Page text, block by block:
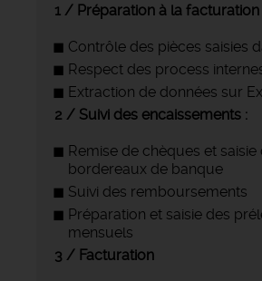
1 / Préparation à la facturation
Contrôle des pièces saisies
Respect des process
Extraction de données sur
2 / Suivi des encaissements :
Remise de chèques et saisie
bordereaux de banque
Suivi des remboursements
Préparation et saisie des
mensuels
3 / Facturation